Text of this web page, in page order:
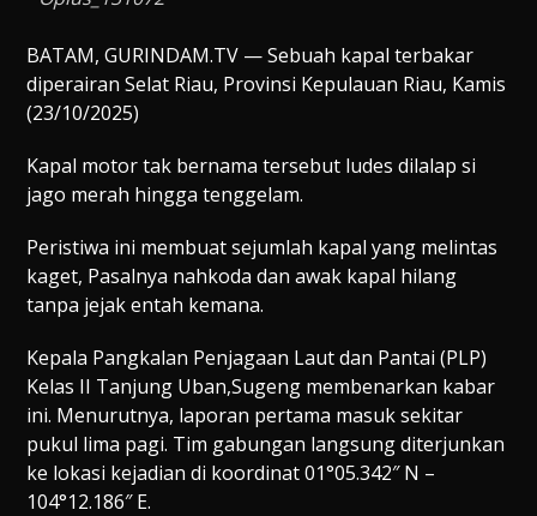
BATAM, GURINDAM.TV — Sebuah kapal terbakar
diperairan Selat Riau, Provinsi Kepulauan Riau, Kamis
(23/10/2025)
Kapal motor tak bernama tersebut ludes dilalap si
jago merah hingga tenggelam.
Peristiwa ini membuat sejumlah kapal yang melintas
kaget, Pasalnya nahkoda dan awak kapal hilang
tanpa jejak entah kemana.
Kepala Pangkalan Penjagaan Laut dan Pantai (PLP)
Kelas II Tanjung Uban,Sugeng membenarkan kabar
ini. Menurutnya, laporan pertama masuk sekitar
pukul lima pagi. Tim gabungan langsung diterjunkan
ke lokasi kejadian di koordinat 01°05.342″ N –
104°12.186″ E.